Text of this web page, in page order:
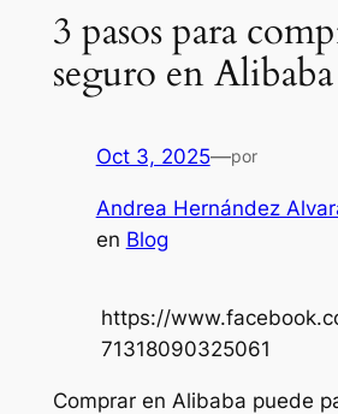
3 pasos para
seguro en Alibaba
Oct 3, 2025—por
Andrea Hernández
en Blog
https://
71318090325061
Comprar en Alibaba puede